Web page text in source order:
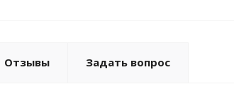
Отзывы Задать вопрос